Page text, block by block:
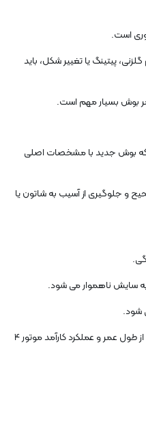
است.
پیتینگ یا تغییر شکل، باید
بوش بسیار مهم است.
بوش جدید با مشخصات اصلی
و جلوگیری از آسیب به شاتون یا
سایش ناهموار می شود.
شود.
با نگهداری صحیح بوش شاتون می توانید از طول عمر و عملکرد کارآمد موتور 4